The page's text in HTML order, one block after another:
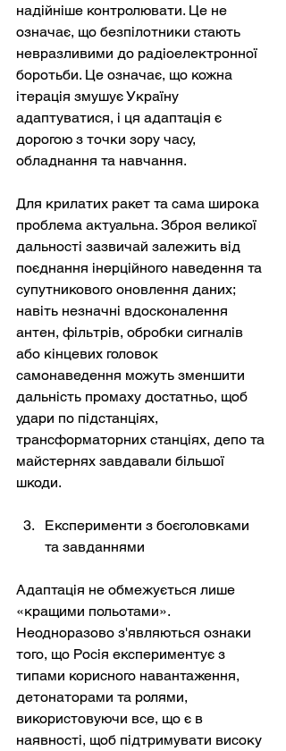
надійніше контролювати. Це не
означає, що безпілотники стають
невразливими до радіоелектронної
боротьби. Це означає, що кожна
ітерація змушує Україну
адаптуватися, і ця адаптація є
дорогою з точки зору часу,
обладнання та навчання.
Для крилатих ракет та сама широка
проблема актуальна. Зброя великої
дальності зазвичай залежить від
поєднання інерційного наведення та
супутникового оновлення даних;
навіть незначні вдосконалення
антен, фільтрів, обробки сигналів
або кінцевих головок
самонаведення можуть зменшити
дальність промаху достатньо, щоб
удари по підстанціях,
трансформаторних станціях, депо та
майстернях завдавали більшої
шкоди.
Експерименти з боєголовками
та завданнями
Адаптація не обмежується лише
«кращими польотами».
Неодноразово з'являються ознаки
того, що Росія експериментує з
типами корисного навантаження,
детонаторами та ролями,
використовуючи все, що є в
наявності, щоб підтримувати високу